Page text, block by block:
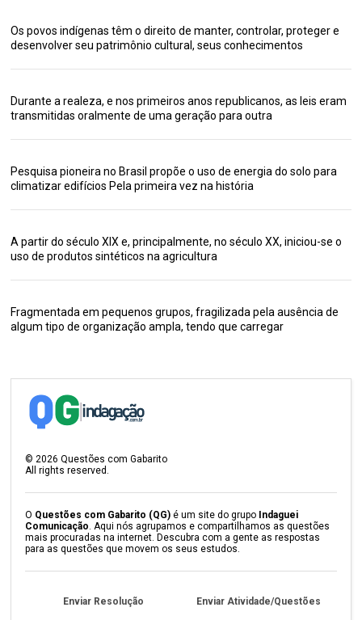
Os povos indígenas têm o direito de manter, controlar, proteger e
desenvolver seu patrimônio cultural, seus conhecimentos
Durante a realeza, e nos primeiros anos republicanos, as leis eram
transmitidas oralmente de uma geração para outra
Pesquisa pioneira no Brasil propõe o uso de energia do solo para
climatizar edifícios Pela primeira vez na história
A partir do século XIX e, principalmente, no século XX, iniciou-se o
uso de produtos sintéticos na agricultura
Fragmentada em pequenos grupos, fragilizada pela ausência de
algum tipo de organização ampla, tendo que carregar
© 2026 Questões com Gabarito
All rights reserved.
O Questões com Gabarito (QG) é um site do grupo Indaguei
Comunicação . Aqui nós agrupamos e compartilhamos as questões
mais procuradas na internet. Descubra com a gente as respostas
para as questões que movem os seus estudos.
Enviar Resolução Enviar Atividade/Questões